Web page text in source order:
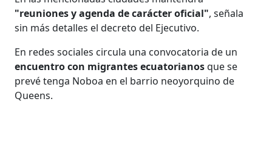
"reuniones y agenda de carácter oficial", señala
sin más detalles el decreto del Ejecutivo.
En redes sociales circula una convocatoria de un
encuentro con migrantes ecuatorianosque se
prevé tenga Noboa en el barrio neoyorquino de
Queens.